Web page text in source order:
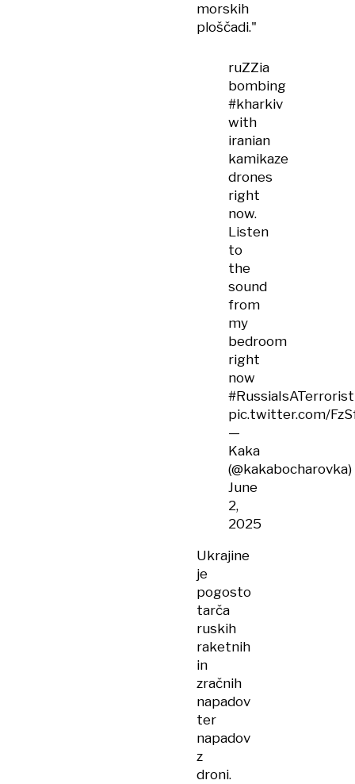
morskih
ploščadi."
ruZZia
bombing
#kharkiv
with
iranian
kamikaze
drones
right
now.
Listen
to
the
sound
from
my
bedroom
right
now
pic.twitter.com/
—
Kaka
(@kakabocharovka)
June
2,
2025
Ukrajine
je
pogosto
tarča
ruskih
raketnih
in
zračnih
napadov
ter
napadov
z
droni.